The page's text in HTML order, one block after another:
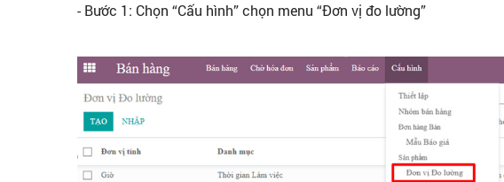
- Bước 1: Chọn “Cấu hình” chọn menu “Đơn vị đo lường”